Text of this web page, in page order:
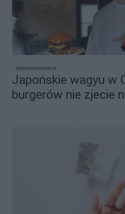
sponsorowane
Japońskie wagyu w
burgerów nie zjecie